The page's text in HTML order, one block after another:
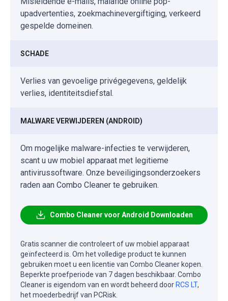
upadvertenties, zoekmachinevergiftiging, verkeerd
gespelde domeinen.
SCHADE
Verlies van gevoelige privégegevens, geldelijk
verlies, identiteitsdiefstal.
MALWARE VERWIJDEREN (ANDROID)
Om mogelijke malware-infecties te verwijderen,
scant u uw mobiel apparaat met legitieme
antivirussoftware. Onze beveiligingsonderzoekers
raden aan Combo Cleaner te gebruiken.
Combo Cleaner voor Android Downloaden
Gratis scanner die controleert of uw mobiel apparaat
geïnfecteerd is. Om het volledige product te kunnen
gebruiken moet u een licentie van Combo Cleaner kopen.
Beperkte proefperiode van 7 dagen beschikbaar. Combo
Cleaner is eigendom van en wordt beheerd doorRCS LT,
het moederbedrijf van PCRisk.